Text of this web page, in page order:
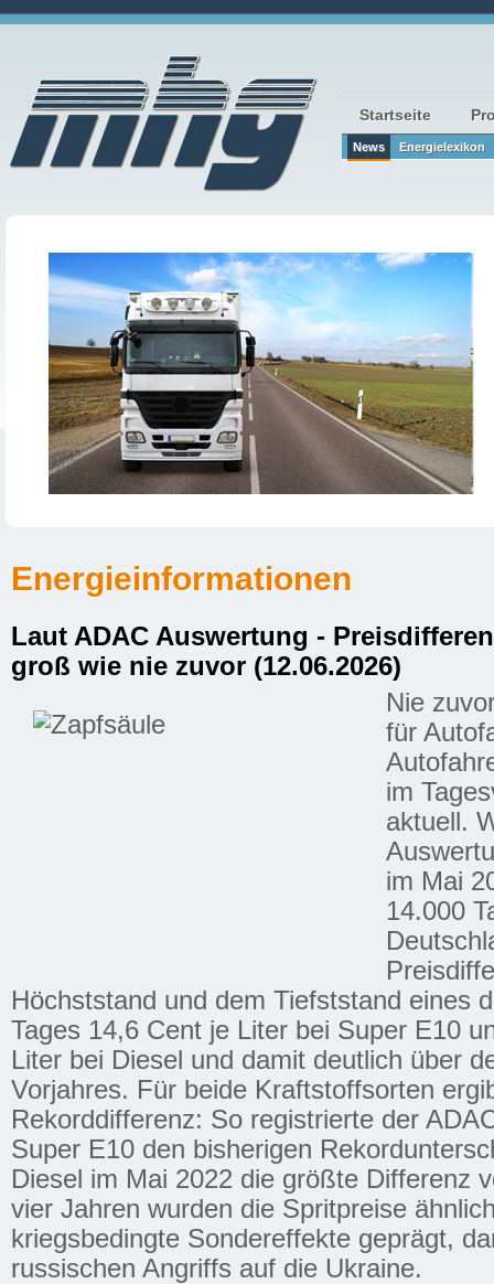
Startseite
News Energielexikon
Energieinformationen
Laut ADAC Auswertung -
groß wie nie zuvor (12.06.2026)
Nie
für
im
aktuell.
im Mai
14.000
Höchststand und dem Tiefststand eines
Tages 14,6 Cent je Liter bei Super E10
Liter bei Diesel und damit deutlich über
Vorjahres. Für beide Kraftstoffsorten
Rekorddifferenz: So registrierte der
Super E10 den bisherigen
Diesel im Mai 2022 die größte Differenz
vier Jahren wurden die Spritpreise
kriegsbedingte Sondereffekte geprägt,
russischen Angriffs auf die Ukraine.